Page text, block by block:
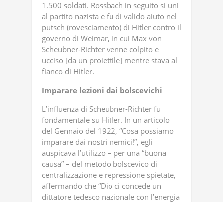
1.500 soldati. Rossbach in seguito si unì
al partito nazista e fu di valido aiuto nel
putsch (rovesciamento) di Hitler contro il
governo di Weimar, in cui Max von
Scheubner-Richter venne colpito e
ucciso [da un proiettile] mentre stava al
fianco di Hitler.
Imparare lezioni dai bolscevichi
L’influenza di Scheubner-Richter fu
fondamentale su Hitler. In un articolo
del Gennaio del 1922, “Cosa possiamo
imparare dai nostri nemici!”, egli
auspicava l’utilizzo – per una “buona
causa” – del metodo bolscevico di
centralizzazione e repressione spietate,
affermando che “Dio ci concede un
dittatore tedesco nazionale con l’energia